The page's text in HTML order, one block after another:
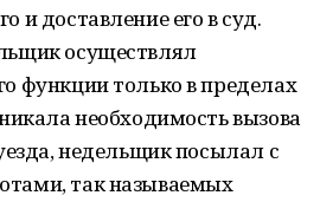
и доставление его в суд.
осуществлял
функции только в пределах
необходимость вызова
недельщик посылал с
так называемых